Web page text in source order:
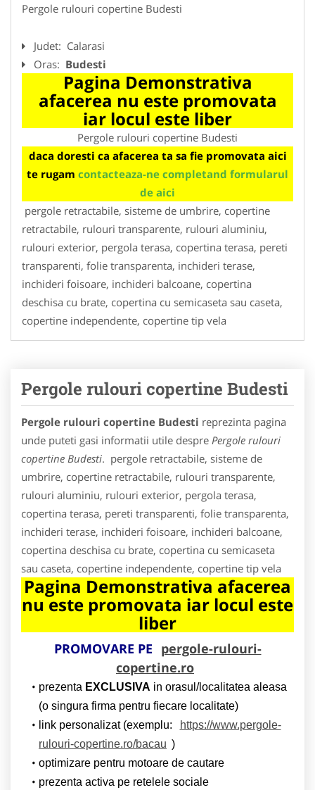
Pergole rulouri copertine Budesti
Judet: Calarasi
Oras: Budesti
Pagina Demonstrativa
afacerea nu este promovata
iar locul este liber
Pergole rulouri copertine Budesti
daca doresti ca afacerea ta sa fie promovata aici
te rugam contacteaza-ne completand formularul
de aici
pergole retractabile, sisteme de umbrire, copertine
retractabile, rulouri transparente, rulouri aluminiu,
rulouri exterior, pergola terasa, copertina terasa, pereti
transparenti, folie transparenta, inchideri terase,
inchideri foisoare, inchideri balcoane, copertina
deschisa cu brate, copertina cu semicaseta sau caseta,
copertine independente, copertine tip vela
Pergole rulouri copertine Budesti
Pergole rulouri copertine Budesti reprezinta pagina
unde puteti gasi informatii utile despre Pergole rulouri
copertine Budesti. pergole retractabile, sisteme de
umbrire, copertine retractabile, rulouri transparente,
rulouri aluminiu, rulouri exterior, pergola terasa,
copertina terasa, pereti transparenti, folie transparenta,
inchideri terase, inchideri foisoare, inchideri balcoane,
copertina deschisa cu brate, copertina cu semicaseta
sau caseta, copertine independente, copertine tip vela
Pagina Demonstrativa afacerea
nu este promovata iar locul este
liber
PROMOVARE PE pergole-rulouri-
copertine.ro
prezenta EXCLUSIVA in orasul/localitatea aleasa
(o singura firma pentru fiecare localitate)
link personalizat (exemplu:
https://www.pergole-
rulouri-copertine.ro/bacau )
optimizare pentru motoare de cautare
prezenta activa pe retelele sociale